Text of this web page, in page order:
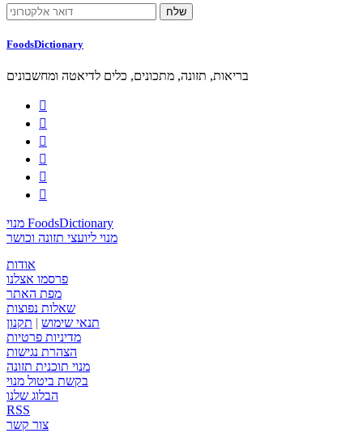
FoodsDictionary
בריאות, תזונה, מתכונים, כלים לדיאטה ומחשבונים






מנוי FoodsDictionary
מנוי ליועצי תזונה וכושר
אודות
פרסמו אצלנו
מפת האתר
שאלות נפוצות
תנאי שימוש | תקנון
מדיניות פרטיות
הצהרת נגישות
מנוי תוכנית תזונה
בקשת ביטול מנוי
הבלוג שלנו
RSS
צור קשר